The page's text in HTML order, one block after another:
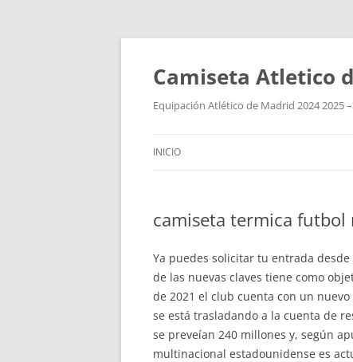
Camiseta Atletico
Equipación Atlético de Madrid 2024 2025
INICIO
camiseta termica
Ya puedes solicitar tu entrada
de las nuevas claves tiene como
de 2021 el club cuenta con un
se está trasladando a la cuenta de
se preveían 240 millones y, según
multinacional estadounidense es